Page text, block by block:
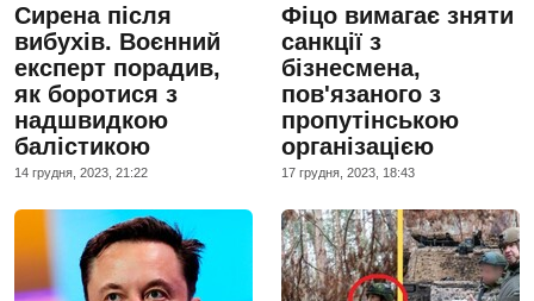
Сирена після
вибухів. Воєнний
експерт порадив,
як боротися з
надшвидкою
балістикою
14 грудня, 2023, 21:22
Фіцо вимагає зняти
санкції з
бізнесмена,
пов'язаного з
пропутінською
організацією
17 грудня, 2023, 18:43